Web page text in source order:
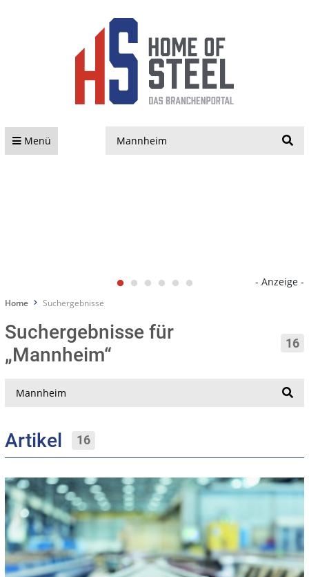
Menü
- Anzeige -
Home Suchergebnisse
Suchergebnisse für
„Mannheim“
16
Artikel 16